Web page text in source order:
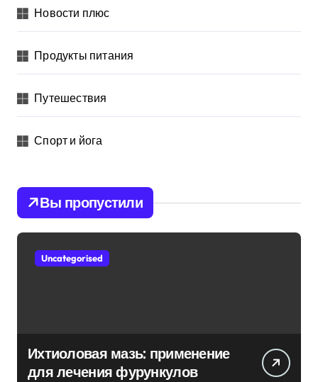
Новости плюс
Продукты питания
Путешествия
Спорт и йога
Вы пропустили
Uncategorised
Ихтиоловая мазь: применение
для лечения фурункулов